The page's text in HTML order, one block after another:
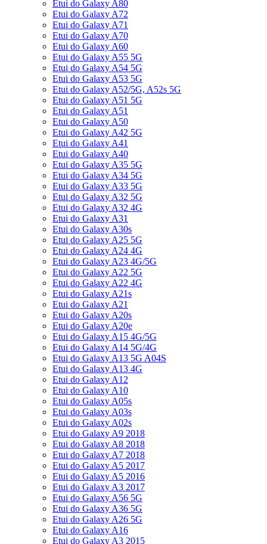
Etui do Galaxy A80
Etui do Galaxy A72
Etui do Galaxy A71
Etui do Galaxy A70
Etui do Galaxy A60
Etui do Galaxy A55 5G
Etui do Galaxy A54 5G
Etui do Galaxy A53 5G
Etui do Galaxy A52/5G, A52s 5G
Etui do Galaxy A51 5G
Etui do Galaxy A51
Etui do Galaxy A50
Etui do Galaxy A42 5G
Etui do Galaxy A41
Etui do Galaxy A40
Etui do Galaxy A35 5G
Etui do Galaxy A34 5G
Etui do Galaxy A33 5G
Etui do Galaxy A32 5G
Etui do Galaxy A32 4G
Etui do Galaxy A31
Etui do Galaxy A30s
Etui do Galaxy A25 5G
Etui do Galaxy A24 4G
Etui do Galaxy A23 4G/5G
Etui do Galaxy A22 5G
Etui do Galaxy A22 4G
Etui do Galaxy A21s
Etui do Galaxy A21
Etui do Galaxy A20s
Etui do Galaxy A20e
Etui do Galaxy A15 4G/5G
Etui do Galaxy A14 5G/4G
Etui do Galaxy A13 5G A04S
Etui do Galaxy A13 4G
Etui do Galaxy A12
Etui do Galaxy A10
Etui do Galaxy A05s
Etui do Galaxy A03s
Etui do Galaxy A02s
Etui do Galaxy A9 2018
Etui do Galaxy A8 2018
Etui do Galaxy A7 2018
Etui do Galaxy A5 2017
Etui do Galaxy A5 2016
Etui do Galaxy A3 2017
Etui do Galaxy A56 5G
Etui do Galaxy A36 5G
Etui do Galaxy A26 5G
Etui do Galaxy A16
Etui do Galaxy A3 2015